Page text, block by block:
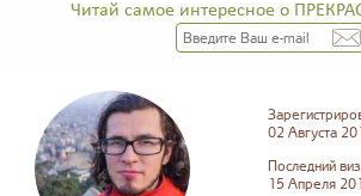
Читай самое интересное о
02 Августа
Последний
15 Апреля